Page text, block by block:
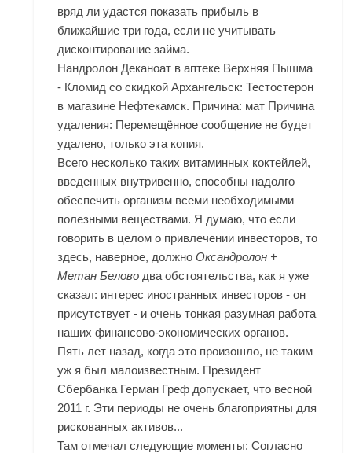
вряд ли удастся показать прибыль в
ближайшие три года, если не учитывать
дисконтирование займа.
Нандролон Деканоат в аптеке Верхняя Пышма
- Кломид со скидкой Архангельск: Тестостерон
в магазине Нефтекамск. Причина: мат Причина
удаления: Перемещённое сообщение не будет
удалено, только эта копия.
Всего несколько таких витаминных коктейлей,
введенных внутривенно, способны надолго
обеспечить организм всеми необходимыми
полезными веществами. Я думаю, что если
говорить в целом о привлечении инвесторов, то
здесь, наверное, должноОксандролон +
Метан Белово два обстоятельства, как я уже
сказал: интерес иностранных инвесторов - он
присутствует - и очень тонкая разумная работа
наших финансово-экономических органов.
Пять лет назад, когда это произошло, не таким
уж я был малоизвестным. Президент
Сбербанка Герман Греф допускает, что весной
2011 г. Эти периоды не очень благоприятны для
рискованных активов...
Там отмечал следующие моменты: Согласно